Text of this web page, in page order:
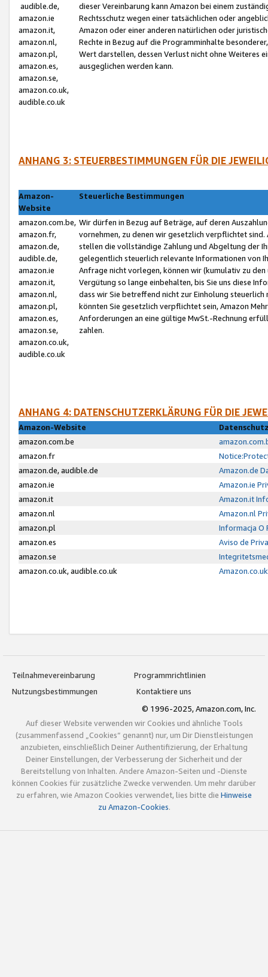
audible.de,
amazon.ie
amazon.it,
amazon.nl,
amazon.pl,
amazon.es,
amazon.se,
amazon.co.uk,
audible.co.uk
dieser Vereinbarung kann Amazon bei einem
Rechtsschutz wegen einer tatsächlichen oder
Amazon oder einer anderen natürlichen oder
Rechte in Bezug auf die Programminhalte
Wert darstellen, dessen Verlust nicht ohne Weiteres
ausgeglichen werden kann.
ANHANG 3: STEUERBESTIMMUNGEN FÜR DIE
Amazon-
Website
Steuerliche Bestimmungen
amazon.com.be,
amazon.fr,
amazon.de,
audible.de,
amazon.ie
amazon.it,
amazon.nl,
amazon.pl,
amazon.es,
amazon.se,
amazon.co.uk,
audible.co.uk
Wir dürfen in Bezug auf Beträge, auf deren
vornehmen, zu denen wir gesetzlich verpflichtet
stellen die vollständige Zahlung und Abgeltung der
gelegentlich steuerlich relevante Informationen von
Anfrage nicht vorlegen, können wir (kumulativ zu
Vergütung so lange einbehalten, bis Sie uns diese
dass wir Sie betreffend nicht zur Einholung
könnten Sie gesetzlich verpflichtet sein, Amazon
Anforderungen an eine gültige MwSt.-Rechnung
zahlen.
ANHANG 4: DATENSCHUTZERKLÄRUNG FÜR DIE
Amazon-Website
amazon.com.be
amazon.fr
amazon.de, audible.de
Amazon.de
amazon.ie
Amazon.ie
amazon.it
Amazon.it
amazon.nl
Amazon.nl
amazon.pl
Informacja O
amazon.es
Aviso de
amazon.se
amazon.co.uk, audible.co.uk
Teilnahmevereinbarung
Programmrichtlinien
Nutzungsbestimmungen
Kontaktiere uns
© 1996-2025, Amazon.com, Inc.
Auf dieser Website verwenden wir Cookies und ähnliche Tools
(zusammenfassend „Cookies“ genannt) nur, um Dir Dienstleistungen
anzubieten, einschließlich Deiner Authentifizierung, der Erhaltung
Deiner Einstellungen, der Verbesserung der Sicherheit und der
Bereitstellung von Inhalten. Andere Amazon-Seiten und -Dienste
können Cookies für zusätzliche Zwecke verwenden. Um mehr darüber
zu erfahren, wie Amazon Cookies verwendet, lies bitte die Hinweise
zu Amazon-Cookies.